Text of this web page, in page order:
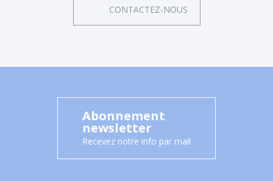
CONTACTEZ-NOUS
Abonnement
newsletter
Recevez notre info par mail